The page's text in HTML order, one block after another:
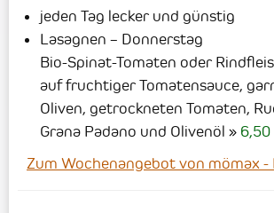
jeden Tag lecker und günstig
Lasagnen – Donnerstag
Bio-Spinat-Tomaten oder
auf fruchtiger Tomatensauce,
Oliven, getrockneten Tomaten,
Grana Padano und Olivenöl
6,50
Zum Wochenangebot von mömax -